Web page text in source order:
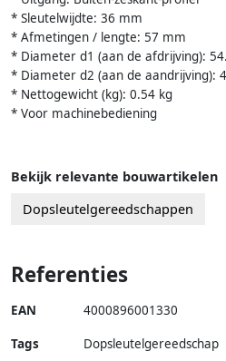
* Sleutelwijdte: 36 mm
* Afmetingen / lengte: 57 mm
* Diameter d1 (aan de afdrijving):
* Diameter d2 (aan de aandrijving):
* Nettogewicht (kg): 0.54 kg
* Voor machinebediening
Bekijk relevante bouwartikelen
Dopsleutelgereedschappen
Referenties
EAN 4000896001330
Tags
Dopsleutelgereedschap